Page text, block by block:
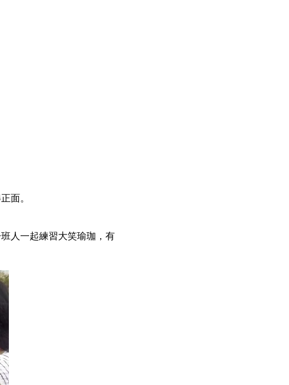
面。
人一起練習大笑瑜珈，有